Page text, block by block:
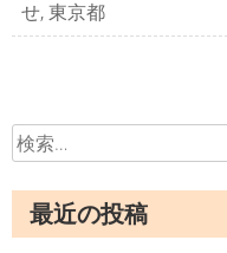
せ,東京都
検
索:
最近の投稿